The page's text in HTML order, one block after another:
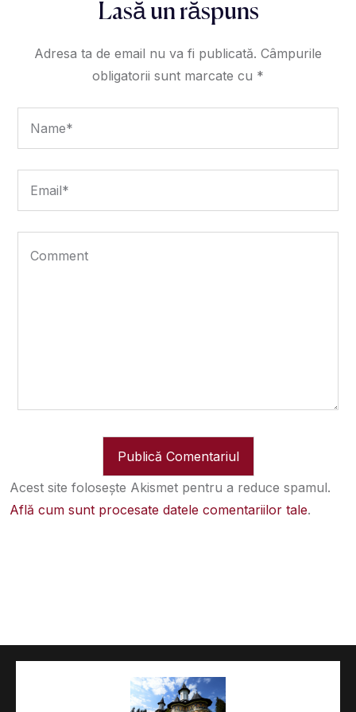
Lasă un răspuns
Adresa ta de email nu va fi publicată. Câmpurile
obligatorii sunt marcate cu *
Acest site folosește Akismet pentru a reduce spamul.
Află cum sunt procesate datele comentariilor tale.